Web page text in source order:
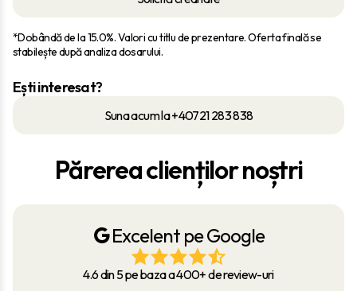
*Dobândă de la 15.0%. Valori cu titlu de prezentare. Oferta finală se
stabilește după analiza dosarului.
Ești interesat?
Suna acum la +40721 283 838
Părerea clienților noștri
Excelent pe Google
4.6 din 5 pe baza a 400+ de review-uri